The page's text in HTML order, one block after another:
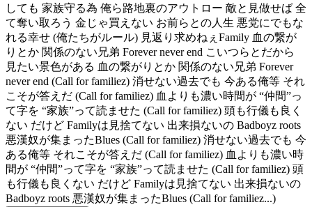
しても 家族守る為 俺ら路地裏のアウトロー 敵と見做せば 全
て奪い取ろう 金じゃ買えない お前らとの人生 悪党にでもな
れる幸せ (俺たちがルール) 見返り求めねぇFamily 血の繋が
りとか 関係のない兄弟 Forever never end こいつらとだから
見たい景色がある 血の繋がりとか 関係のない兄弟 Forever
never end (Call for familiez) 消せない過去でも 今ある俺等 それ
こそが答えだ (Call for familiez) 血よりも濃い時間が “仲間”っ
て字を “家族”って読ませた (Call for familiez) 頭も行儀も良く
ない だけど Familyは見捨てない 出来損ないの Badboyz roots
悪漢奴が集まったBlues (Call for familiez) 消せない過去でも 今
ある俺等 それこそが答えだ (Call for familiez) 血よりも濃い時
間が “仲間”って字を “家族”って読ませた (Call for familiez) 頭
も行儀も良くない だけど Familyは見捨てない 出来損ないの
Badboyz roots 悪漢奴が集まったBlues (Call for familiez...)